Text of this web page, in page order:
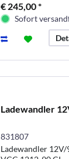
€ 245,00 *
Sofort
Ladewandler
831807
Ladewandler